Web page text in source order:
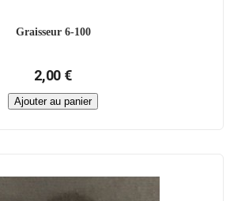
Graisseur 6-100
2,00 €
Ajouter au panier